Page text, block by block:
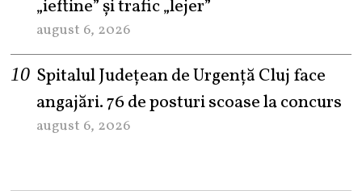
„ieftine” și trafic „lejer”
august 6, 2026
Spitalul Județean de Urgență Cluj face
angajări. 76 de posturi scoase la concurs
august 6, 2026